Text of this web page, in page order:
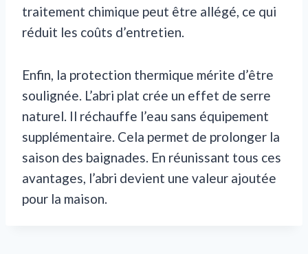
traitement chimique peut être allégé, ce qui
réduit les coûts d’entretien.
Enfin, la protection thermique mérite d’être
soulignée. L’abri plat crée un effet de serre
naturel. Il réchauffe l’eau sans équipement
supplémentaire. Cela permet de prolonger la
saison des baignades. En réunissant tous ces
avantages, l’abri devient une valeur ajoutée
pour la maison.